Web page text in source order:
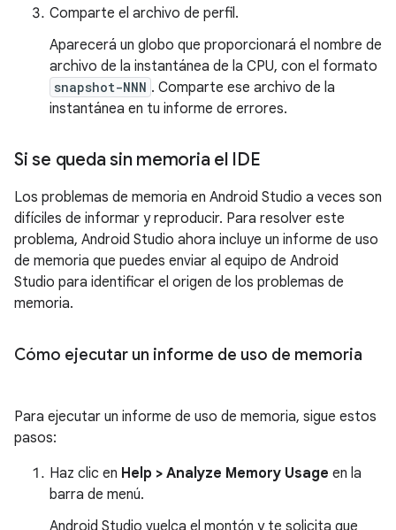
Comparte el archivo de perfil.
Aparecerá un globo que proporcionará el nombre de
archivo de la instantánea de la CPU, con el formato
snapshot-NNN . Comparte ese archivo de la
instantánea en tu informe de errores.
Si se queda sin memoria el IDE
Los problemas de memoria en Android Studio a veces son
difíciles de informar y reproducir. Para resolver este
problema, Android Studio ahora incluye un informe de uso
de memoria que puedes enviar al equipo de Android
Studio para identificar el origen de los problemas de
memoria.
Cómo ejecutar un informe de uso de memoria
Para ejecutar un informe de uso de memoria, sigue estos
pasos:
Haz clic en Help > Analyze Memory Usage en la
barra de menú.
Android Studio vuelca el montón y te solicita que